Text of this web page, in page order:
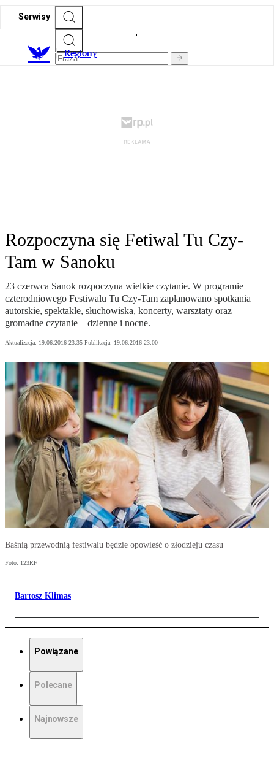
Serwisy
Regiony
Rozpoczyna się Fetiwal Tu Czy-
Tam w Sanoku
23 czerwca Sanok rozpoczyna wielkie czytanie. W programie
czterodniowego Festiwalu Tu Czy-Tam zaplanowano spotkania
autorskie, spektakle, słuchowiska, koncerty, warsztaty oraz
gromadne czytanie – dzienne i nocne.
Aktualizacja: 19.06.2016 23:35 Publikacja: 19.06.2016 23:00
Baśnią przewodnią festiwalu będzie opowieść o złodzieju czasu
Foto: 123RF
Bartosz Klimas
Powiązane
Polecane
Najnowsze